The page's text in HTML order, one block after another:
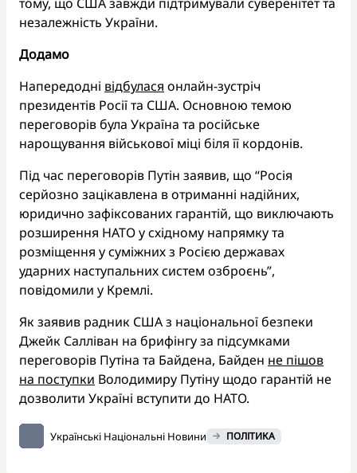
незалежність України.
Додамо
Напередодні відбулася онлайн-зустріч
президентів Росії та США. Основною темою
переговорів була Україна та російське
нарощування військової міці біля її кордонів.
Під час переговорів Путін заявив, що “Росія
серйозно зацікавлена ​​в отриманні надійних,
юридично зафіксованих гарантій, що виключають
розширення НАТО у східному напрямку та
розміщення у суміжних з Росією державах
ударних наступальних систем озброєнь”,
повідомили у Кремлі.
Як заявив радник США з національної безпеки
Джейк Салліван на брифінгу за підсумками
переговорів Путіна та Байдена, Байден не пішов
на поступки Володимиру Путіну щодо гарантій не
дозволити Україні вступити до НАТО.
Українські Національні Новини ПОЛІТИКА